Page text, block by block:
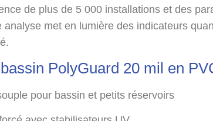
de plus de 5 000 installations et des
analyse met en lumière des indicateurs
PolyGuard 20 mil en
pour bassin et petits réservoirs